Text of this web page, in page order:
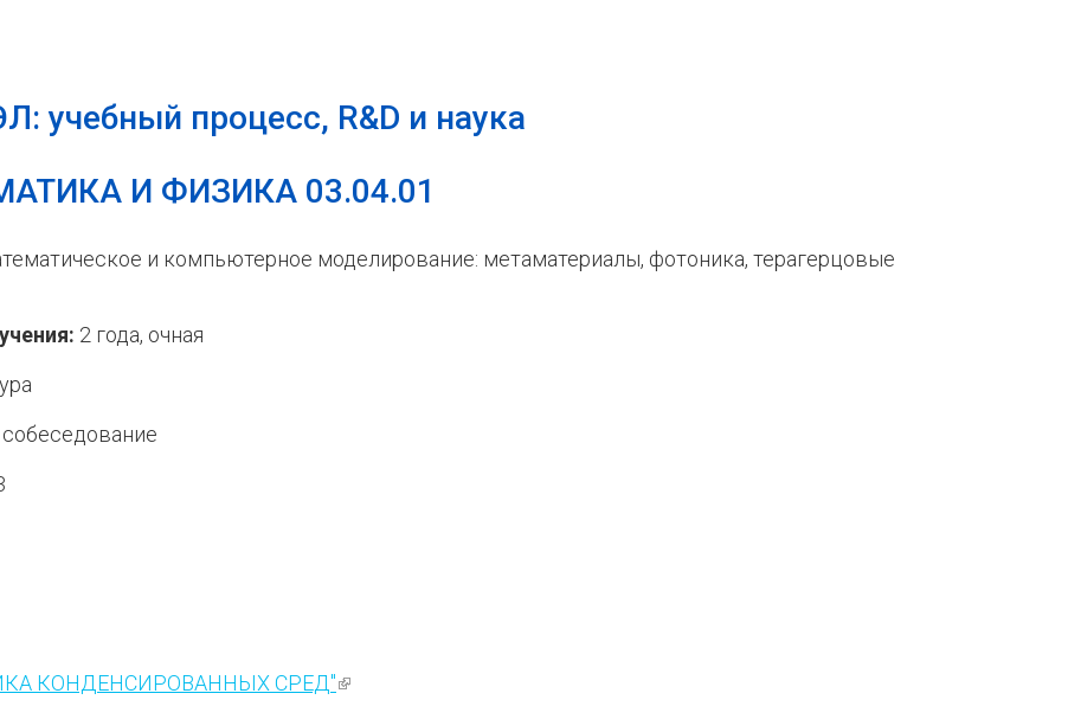
учебный процесс, R&D и наука
И ФИЗИКА 03.04.01
и компьютерное моделирование: метаматериалы, фотоника, терагерцовые
2 года, очная
собеседование
КОНДЕНСИРОВАННЫХ СРЕД"(внешняя ссылка)